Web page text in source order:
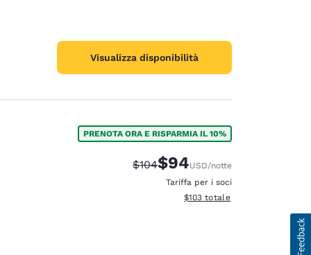
Visualizza disponibilità
PRENOTA ORA E RISPARMIA IL 10%
Tariffa di barratura:
$104Tariffa scontata:
$94USD/notte
Tariffa per i soci
Visualizza i dettagli totali
$103 totale